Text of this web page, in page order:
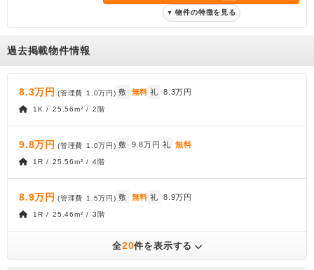
▼ 物件の特徴を見る
過去掲載物件情報
8.3万円 (管理費 1.0万円) 敷 無料 礼 8.3万円
1K / 25.56m² / 2階
9.8万円 (管理費 1.0万円) 敷 9.8万円 礼 無料
1R / 25.56m² / 4階
8.9万円 (管理費 1.5万円) 敷 無料 礼 8.9万円
1R / 25.46m² / 3階
全20件を表示する